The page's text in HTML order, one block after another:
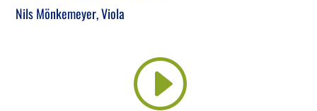
Nils Mön­ke­mey­er, Viola
I